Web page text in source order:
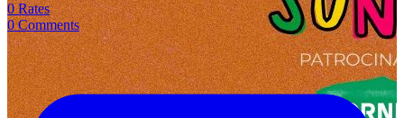
0 Rates
0 Comments